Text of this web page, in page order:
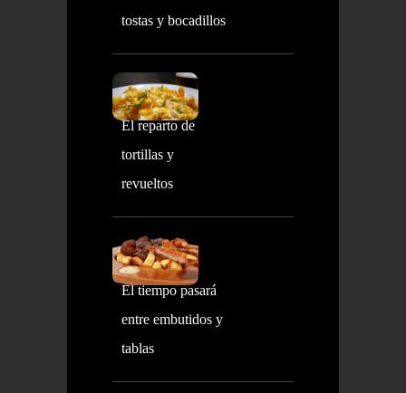
tostas y bocadillos
El reparto de
tortillas y
revueltos
El tiempo pasará
entre embutidos y
tablas